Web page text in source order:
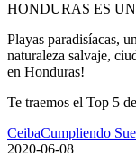
HONDURAS ES
Playas paradisíacas,
naturaleza salvaje,
en Honduras!
Te traemos el Top 5
CeibaCumpliendo
2020-06-08